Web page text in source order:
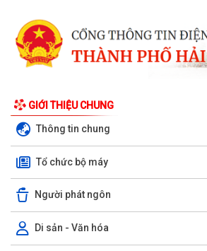
GIỚI THIỆU CHUNG
Thông tin chung
Tổ chức bộ máy
Người phát ngôn
Di sản - Văn hóa